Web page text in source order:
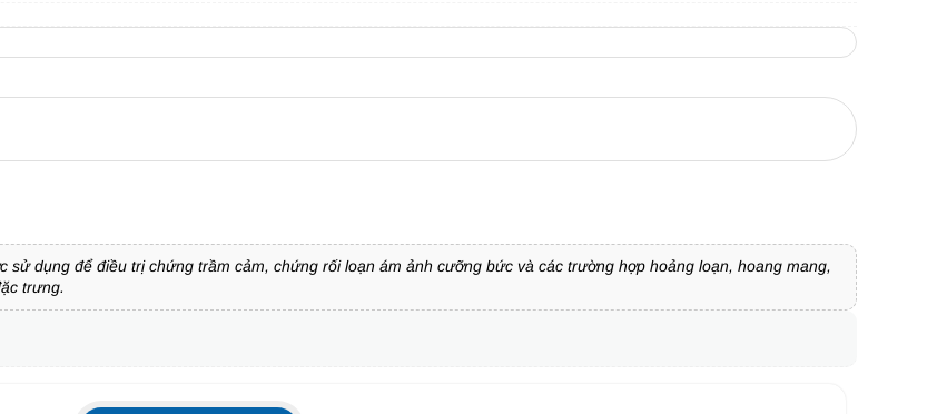
dụng để điều trị chứng trầm cảm, chứng rối loạn ám ảnh cưỡng bức và các trường hợp hoảng loạn, hoang mang,
trưng.